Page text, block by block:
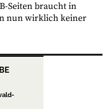
Seiten braucht in
nun wirklich keiner